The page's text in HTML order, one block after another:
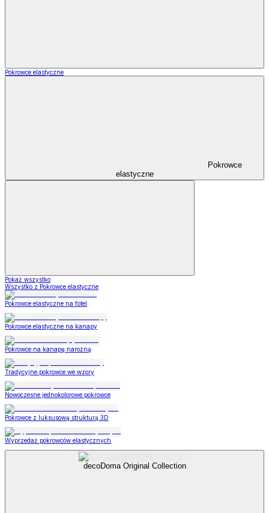
Pokrowce elastyczne
Pokrowce
elastyczne
Pokaż wszystko
Wszystko z Pokrowce elastyczne
Pokrowce elastyczne na fotel
Pokrowce elastyczne na kanapy
Pokrowce na kanapę narożną
Tradycyjne pokrowce we wzory
Nowoczesne jednokolorowe pokrowce
Pokrowce z luksusową strukturą 3D
Wyprzedaż pokrowców elastycznych
decoDoma Original Collection